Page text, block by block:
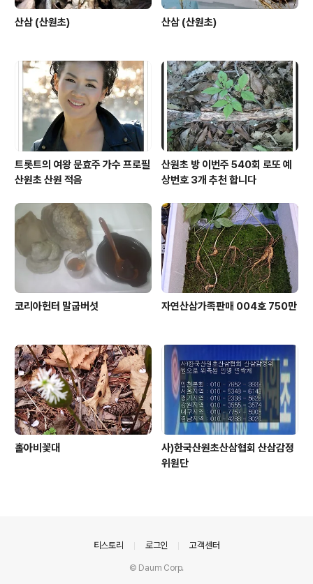
산삼 (산원초) 산삼 (산원초)
트롯트의 여왕 문효주 가수 프로필
산원초 산원 적음
산원초 방 이번주 540회 로또 예
상번호 3개 추천 합니다
코리아헌터 말굽버섯 자연산삼가족판매 004호 750만
홀아비꽃대
사)한국산원초산삼협회 산삼감정
위원단
티스토리 로그인 고객센터
© Daum Corp.